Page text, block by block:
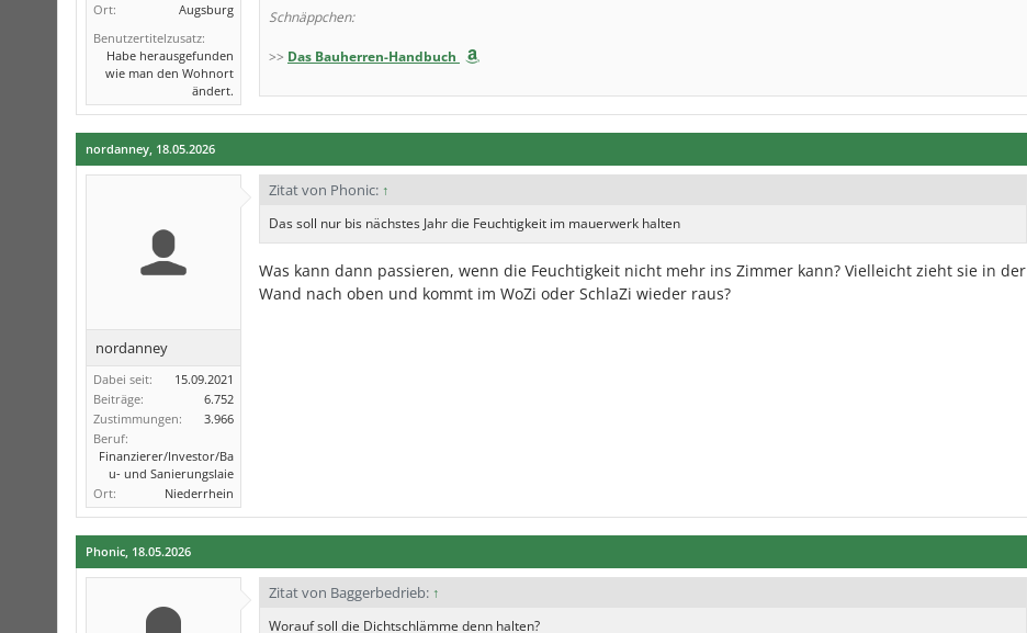
Ort:
Augsburg
Benutzertitelzusatz:
Habe herausgefunden
wie man den Wohnort
ändert.
Schnäppchen:
>> Das Bauherren-Handbuch
nordanney, 18.05.2026
nordanney
Dabei seit:
15.09.2021
Beiträge:
6.752
Zustimmungen:
3.966
Beruf:
Finanzierer/Investor/Ba
u- und Sanierungslaie
Ort:
Niederrhein
Zitat von Phonic: ↑
Das soll nur bis nächstes Jahr die Feuchtigkeit im mauerwerk halten
Was kann dann passieren, wenn die Feuchtigkeit nicht mehr ins Zimmer kann? Vielleicht zieht sie in der
Wand nach oben und kommt im WoZi oder SchlaZi wieder raus?
Phonic, 18.05.2026
Zitat von Baggerbedrieb: ↑
Worauf soll die Dichtschlämme denn halten?